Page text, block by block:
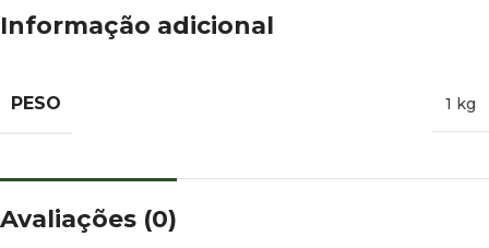
Informação adicional
PESO 1 kg
Avaliações (0)